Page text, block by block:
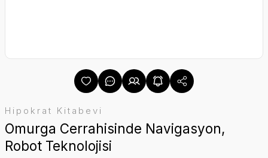
Hipokrat Kitabevi
Omurga Cerrahisinde Navigasyon,
Robot Teknolojisi